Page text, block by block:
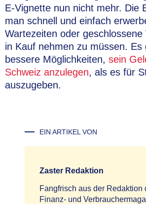
E-Vignette nun nicht mehr. Die
man schnell und einfach
Wartezeiten oder geschlossene
in Kauf nehmen zu müssen. Es
bessere Möglichkeiten, sein
Schweiz anzulegen, als es für
auszugeben.
EIN ARTIKEL VON
Zaster Redaktion
Fangfrisch aus der Redaktion
Finanz- und